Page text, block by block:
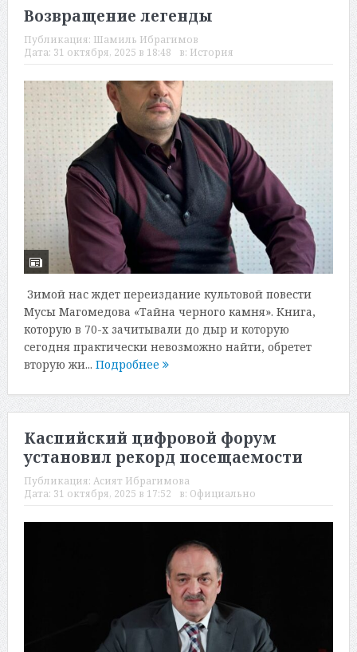
Возвращение легенды
Публикация: Шамиль Ибрагимов
Дата: 31 октября, 2025 в 18:48 в: История
Зимой нас ждет переиздание культовой повести
Мусы Магомедова «Тайна черного камня». Книга,
которую в 70-х зачитывали до дыр и которую
сегодня практически невозможно найти, обретет
вторую жи... Подробнее
Каспийский цифровой форум
установил рекорд посещаемости
Публикация: Асият Ибрагимова
Дата: 31 октября, 2025 в 17:52 в: Официально